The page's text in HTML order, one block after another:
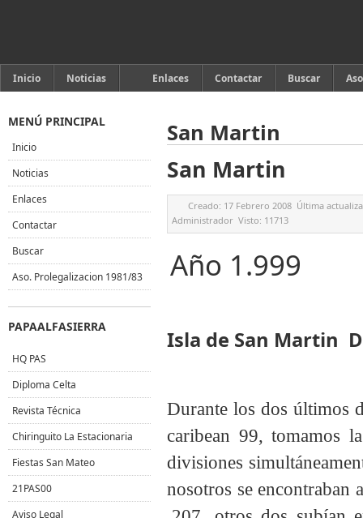
Inicio Noticias Enlaces Contactar Buscar
San Martin
San Martin
Creado: 17 Febrero 2008 Última
Administrador Visto: 11713
Año 1.999
Isla de San Martin
Durante los dos últimos
caribean 99, tomamos
divisiones
nosotros se encontraban
MENÚ PRINCIPAL
Inicio
Noticias
Enlaces
Contactar
Buscar
Aso. Prolegalizacion 1981/83
PAPAALFASIERRA
HQ PAS
Diploma Celta
Revista Técnica
Chiringuito La Estacionaria
Fiestas San Mateo
21PAS00
Aviso Legal